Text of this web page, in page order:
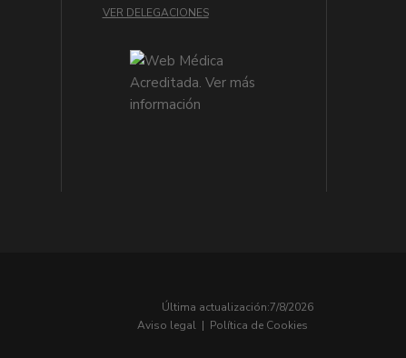
VER DELEGACIONES
Última actualización:7/8/2026
Aviso legal | Política de Cookies